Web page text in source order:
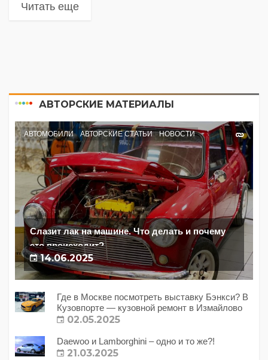
Читать еще
АВТОРСКИЕ МАТЕРИАЛЫ
АВТОМОБИЛИ АВТОРСКИЕ СТАТЬИ НОВОСТИ
Слазит лак на машине. Что делать и почему
это происходит?
14.06.2025
Где в Москве посмотреть выставку Бэнкси? В
Кузовпорте — кузовной ремонт в Измайлово
02.05.2025
Daewoo и Lamborghini – одно и то же?!
21.03.2025